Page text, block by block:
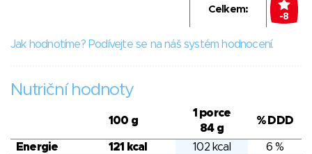
Celkem:
-8
Jak hodnotíme? Podívejte se na náš systém hodnocení.
Nutriční hodnoty
100 g
1 porce
84 g
% DDD
Energie 121 kcal 102 kcal
6 %